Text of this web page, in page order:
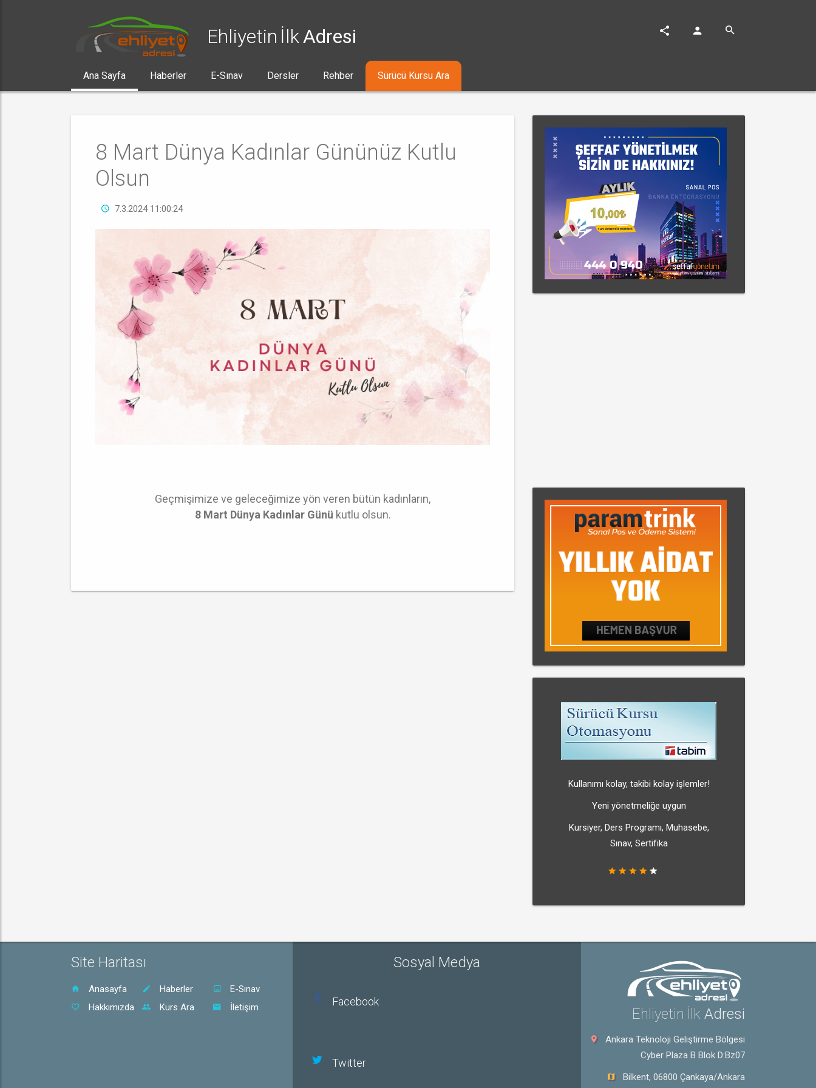
Ehliyetin İlkAdresi
Ana Sayfa Haberler E-Sınav Dersler Rehber Sürücü Kursu Ara
8 Mart Dünya Kadınlar Gününüz Kutlu
Olsun
7.3.2024 11:00:24
Geçmişimize ve geleceğimize yön veren bütün kadınların,
8 Mart Dünya Kadınlar Günü kutlu olsun.
Kullanımı kolay, takibi kolay işlemler!
Yeni yönetmeliğe uygun
Kursiyer, Ders Programı, Muhasebe,
Sınav, Sertifika
Site Haritası
Anasayfa Haberler
E-Sınav
Hakkımızda
Kurs Ara İletişim
Sosyal Medya
Facebook
Twitter
Ehliyetin İlk Adresi
Ankara Teknoloji Geliştirme Bölgesi
Cyber Plaza B Blok D:Bz07
Bilkent, 06800 Çankaya/Ankara